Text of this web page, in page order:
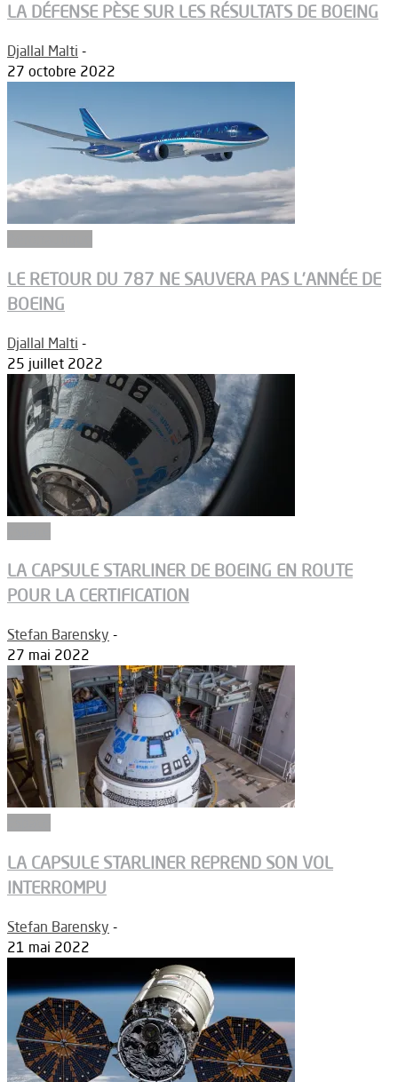
LA DÉFENSE PÈSE SUR LES RÉSULTATS DE BOEING
Djallal Malti -
27 octobre 2022
LE RETOUR DU 787 NE SAUVERA PAS L’ANNÉE DE
BOEING
Djallal Malti -
25 juillet 2022
LA CAPSULE STARLINER DE BOEING EN ROUTE
POUR LA CERTIFICATION
Stefan Barensky -
27 mai 2022
LA CAPSULE STARLINER REPREND SON VOL
INTERROMPU
Stefan Barensky -
21 mai 2022